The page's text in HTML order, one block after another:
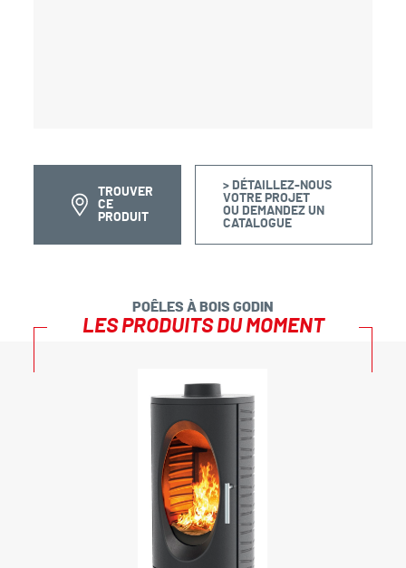
TROUVER
CE
PRODUIT
> DÉTAILLEZ-NOUS
VOTRE PROJET
OU DEMANDEZ UN
CATALOGUE
POÊLES À BOIS GODIN
LES PRODUITS DU MOMENT